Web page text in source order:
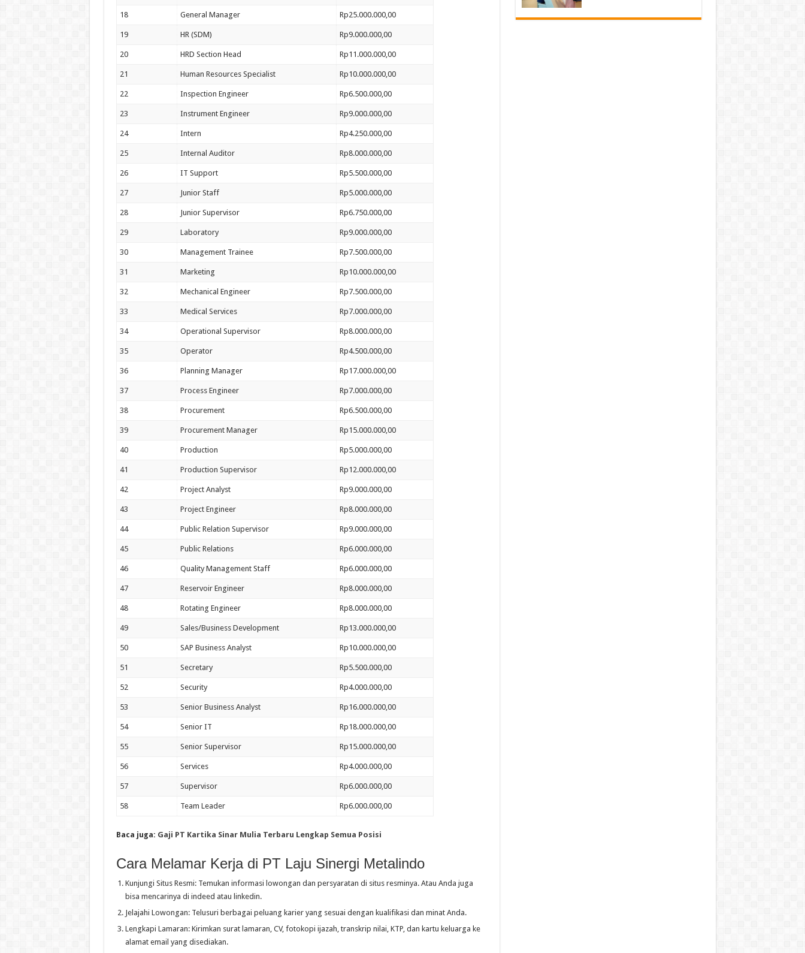
18 General Manager Rp25.000.000,00
19 HR (SDM) Rp9.000.000,00
20 HRD Section Head Rp11.000.000,00
21 Human Resources Specialist Rp10.000.000,00
22 Inspection Engineer Rp6.500.000,00
23 Instrument Engineer Rp9.000.000,00
24 Intern Rp4.250.000,00
25 Internal Auditor Rp8.000.000,00
26 IT Support Rp5.500.000,00
27 Junior Staff Rp5.000.000,00
28 Junior Supervisor Rp6.750.000,00
29 Laboratory Rp9.000.000,00
30 Management Trainee Rp7.500.000,00
31 Marketing Rp10.000.000,00
32 Mechanical Engineer Rp7.500.000,00
33 Medical Services Rp7.000.000,00
34 Operational Supervisor Rp8.000.000,00
35 Operator Rp4.500.000,00
36 Planning Manager Rp17.000.000,00
37 Process Engineer Rp7.000.000,00
38 Procurement Rp6.500.000,00
39 Procurement Manager Rp15.000.000,00
40 Production Rp5.000.000,00
41 Production Supervisor Rp12.000.000,00
42 Project Analyst Rp9.000.000,00
43 Project Engineer Rp8.000.000,00
44 Public Relation Supervisor Rp9.000.000,00
45 Public Relations Rp6.000.000,00
46 Quality Management Staff Rp6.000.000,00
47 Reservoir Engineer Rp8.000.000,00
48 Rotating Engineer Rp8.000.000,00
49 Sales/Business Development Rp13.000.000,00
50 SAP Business Analyst Rp10.000.000,00
51 Secretary Rp5.500.000,00
52 Security Rp4.000.000,00
53 Senior Business Analyst Rp16.000.000,00
54 Senior IT Rp18.000.000,00
55 Senior Supervisor Rp15.000.000,00
56 Services Rp4.000.000,00
57 Supervisor Rp6.000.000,00
58 Team Leader Rp6.000.000,00
Baca juga: Gaji PT Kartika Sinar Mulia Terbaru Lengkap Semua Posisi
Cara Melamar Kerja di PT Laju Sinergi Metalindo
Kunjungi Situs Resmi: Temukan informasi lowongan dan persyaratan di situs resminya. Atau Anda juga
bisa mencarinya di indeed atau linkedin.
Jelajahi Lowongan: Telusuri berbagai peluang karier yang sesuai dengan kualifikasi dan minat Anda.
Lengkapi Lamaran: Kirimkan surat lamaran, CV, fotokopi ijazah, transkrip nilai, KTP, dan kartu keluarga ke
alamat email yang disediakan.